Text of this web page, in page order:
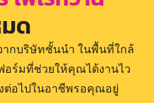
ด
กบริษัทชั้นนำ ในพื้นที่ใกล้
ร์มที่ช่วยให้คุณได้งานไว
ต่อไปในอาชีพรอคุณอยู่